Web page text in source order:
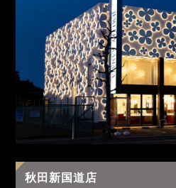
秋田新国道店